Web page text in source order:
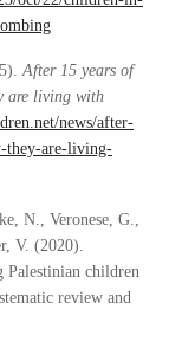
After 15 years of
are living with
news/after-
they-are-living-
N., Veronese, G.,
V. (2020).
Palestinian children
review and